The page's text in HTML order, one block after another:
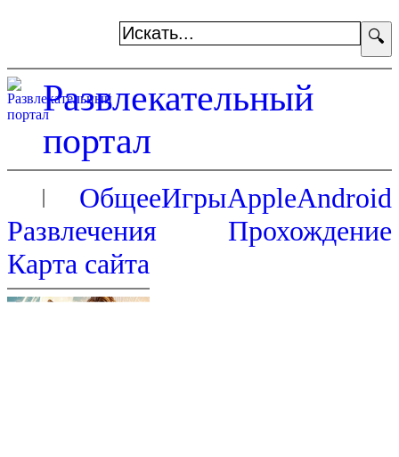
🔍
Развлекательный
портал
ОбщееИгрыAppleAndroid
Развлечения
Прохождение
Карта сайта